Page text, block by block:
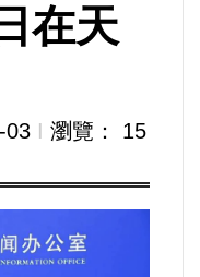
在天
03 Ι 瀏覽： 15